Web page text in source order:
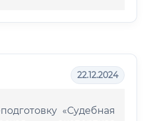
22.12.2024
«Судебная